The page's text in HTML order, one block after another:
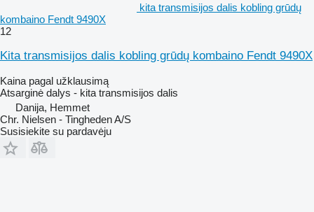
kita transmisijos dalis kobling grūdų
kombaino Fendt 9490X
12
Kita transmisijos dalis kobling grūdų kombaino Fendt 9490X
Kaina pagal užklausimą
Atsarginė dalys - kita transmisijos dalis
Danija, Hemmet
Chr. Nielsen - Tingheden A/S
Susisiekite su pardavėju